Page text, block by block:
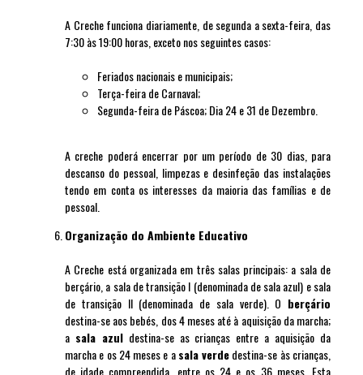
A Creche funciona diariamente, de segunda a sexta-feira, das
7:30 às 19:00 horas, exceto nos seguintes casos:
Feriados nacionais e municipais;
Terça-feira de Carnaval;
Segunda-feira de Páscoa;Dia 24 e 31 de Dezembro.
A creche poderá encerrar por um período de 30 dias, para
descanso do pessoal, limpezas e desinfeção das instalações
tendo em conta os interesses da maioria das famílias e de
pessoal.
Organização do Ambiente Educativo
A Creche está organizada em três salas principais: a sala de
berçário, a sala de transição I (denominada de sala azul) e sala
de transição II (denominada de sala verde). O berçário
destina-se aos bebés, dos 4 meses até à aquisição da marcha;
a sala azuldestina-se as crianças entre a aquisição da
marcha e os 24 meses e asala verdedestina-se às crianças,
de idade compreendida, entre os 24 e os 36 meses. Esta